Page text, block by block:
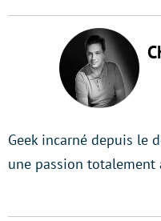
Geek incarné depuis le
une passion